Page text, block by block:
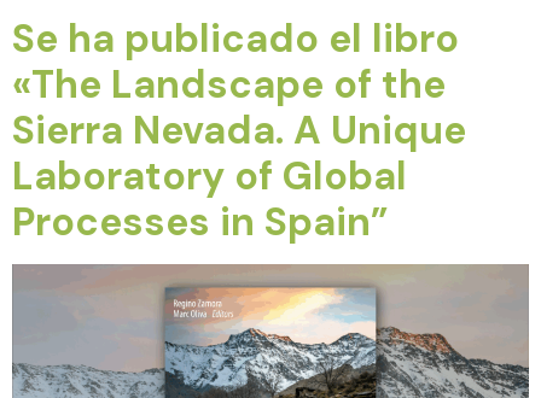
Se ha publicado el libro
«The Landscape of the
Sierra Nevada. A Unique
Laboratory of Global
Processes in Spain”